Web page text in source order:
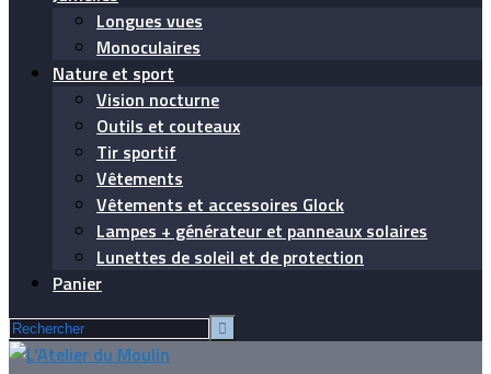
Longues vues
Monoculaires
Nature et sport
Vision nocturne
Outils et couteaux
Tir sportif
Vêtements
Vêtements et accessoires Glock
Lampes + générateur et panneaux solaires
Lunettes de soleil et de protection
Panier